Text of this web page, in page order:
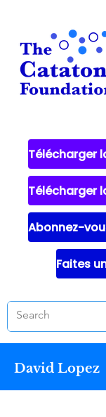
David Lopez